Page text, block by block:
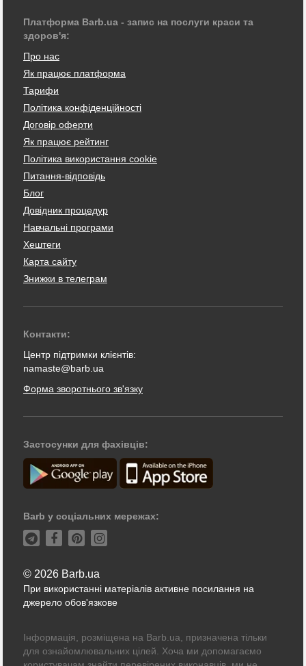
Платформа Barb.ua - запис на послуги краси та
здоров'я:
Про нас
Як працює платформа
Тарифи
Політика конфіденційності
Договір оферти
Як працює рейтинг
Політика використання cookie
Питання-відповідь
Блог
Довідник процедур
Навчальні програми
Хештеги
Карта сайту
Знижки в телеграм
Контакти:
Центр підтримки клієнтів:
namaste@barb.ua
Форма зворотнього зв'язку
Застосунки для фахівців:
Barb у соціальних мережах:
© 2026 Barb.ua
При використанні матеріалів активне посилання на
джерело обов'язкове
Інформація, розміщена на Barb.ua, призначена тільки
для ознайомлювальних цілей. Хоча ми допомагаємо